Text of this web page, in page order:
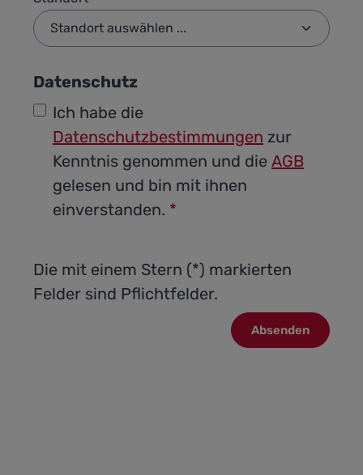
Datenschutz
Ich habe die
Datenschutzbestimmungen zur
Kenntnis genommen und die AGB
gelesen und bin mit ihnen
einverstanden. *
Die mit einem Stern (*) markierten
Felder sind Pflichtfelder.
Absenden